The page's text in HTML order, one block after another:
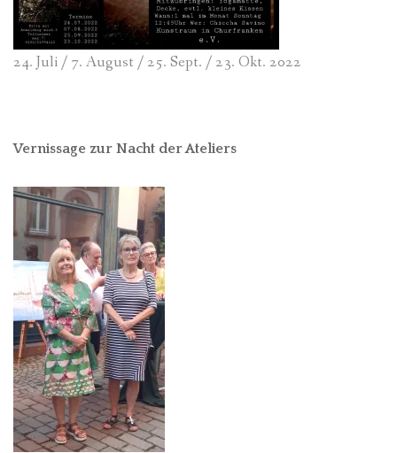
24. Juli / 7. August / 25. Sept. / 23. Okt. 2022
Vernissage zur Nacht der Ateliers